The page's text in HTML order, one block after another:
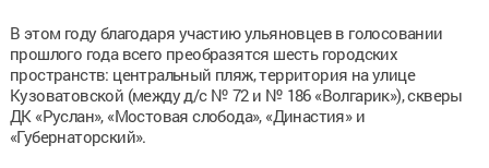
В этом году благодаря участию ульяновцев в голосовании
прошлого года всего преобразятся шесть городских
пространств: центральный пляж, территория на улице
Кузоватовской (между д/с № 72 и № 186 «Волгарик»), скверы
ДК «Руслан», «Мостовая слобода», «Династия» и
«Губернаторский».